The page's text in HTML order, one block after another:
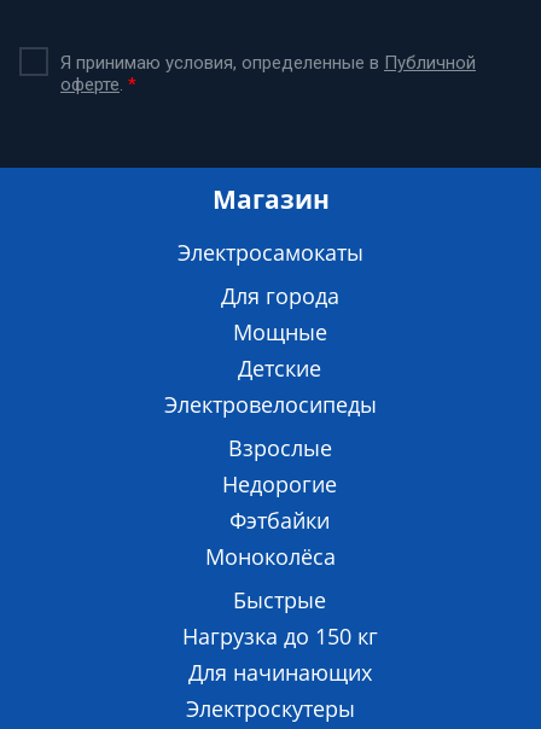
Я принимаю условия, определенные в Публичной
оферте. *
Магазин
Электросамокаты
Для города
Мощные
Детские
Электровелосипеды
Взрослые
Недорогие
Фэтбайки
Моноколёса
Быстрые
Нагрузка до 150 кг
Для начинающих
Электроскутеры